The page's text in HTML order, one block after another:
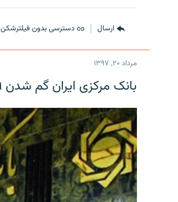
ارسال دسترسی بدون فیلترشکن
مرداد ۲۰, ۱۳۹۷
بانک مرکزی ایران گم شدن ۹ میلیارد دلار را تکذیب کرد